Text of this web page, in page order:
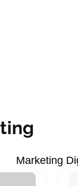
Marketing